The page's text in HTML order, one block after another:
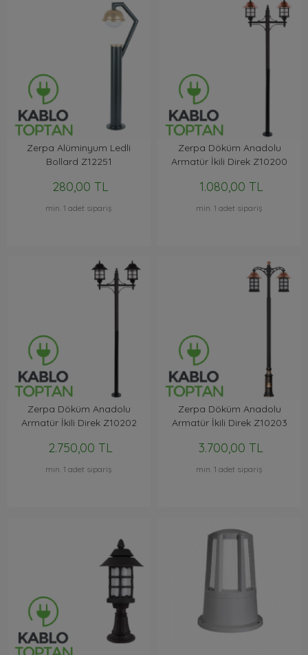
Zerpa Alüminyum Ledli
Bollard Z12251
280,00 TL
min. 1 adet sipariş
Zerpa Döküm Anadolu
Armatür İkili Direk Z10200
1.080,00 TL
min. 1 adet sipariş
Zerpa Döküm Anadolu
Armatür İkili Direk Z10202
2.750,00 TL
min. 1 adet sipariş
Zerpa Döküm Anadolu
Armatür İkili Direk Z10203
3.700,00 TL
min. 1 adet sipariş